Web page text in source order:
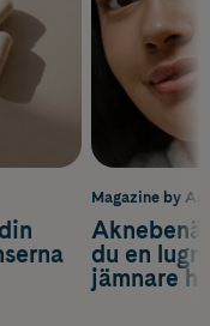
Magazine by
du en
jämnare